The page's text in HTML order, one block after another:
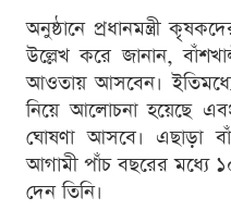
অনুষ্ঠানে প্রধানমন্ত্রী
উল্লেখ করে জানান,
আওতায় আসবেন। ইতিমধ্যে
নিয়ে আলোচনা হয়েছে
ঘোষণা আসবে। এছাড়া
আগামী পাঁচ বছরের মধ্যে
দেন তিনি।